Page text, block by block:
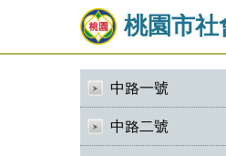
桃園市社
中路一號
中路二號